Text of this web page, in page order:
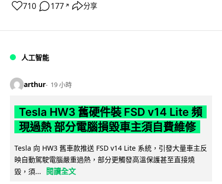
710 177 ↗ 分享
人工智能
arthur 19 小時
Tesla HW3 舊硬件裝 FSD v14 Lite 頻
現過熱 部分電腦損毀車主須自費維修
Tesla 向 HW3 舊車款推送 FSD v14 Lite 系統，引發大量車主反
映自動駕駛電腦嚴重過熱，部分更觸發高溫保護甚至直接燒
毀，須...
閱讀全文